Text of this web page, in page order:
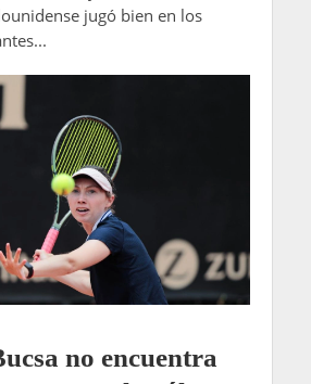
jugó bien en los
no encuentra